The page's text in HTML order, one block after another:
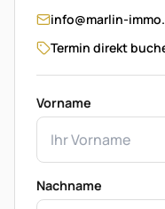
info@marlin-
Termin direkt
Vorname
Nachname